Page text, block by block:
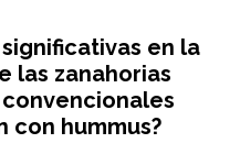
en la
las zanahorias
con hummus?